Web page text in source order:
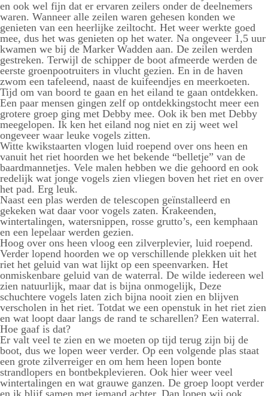
en ook wel fijn dat er ervaren zeilers onder de deelnemers
waren. Wanneer alle zeilen waren gehesen konden we
genieten van een heerlijke zeiltocht. Het weer werkte goed
mee, dus het was genieten op het water. Na ongeveer 1,5 uur
kwamen we bij de Marker Wadden aan. De zeilen werden
gestreken. Terwijl de schipper de boot afmeerde werden de
eerste groenpootruiters in vlucht gezien. En in de haven
zwom een tafeleend, naast de kuifeendjes en meerkoeten.
Tijd om van boord te gaan en het eiland te gaan ontdekken.
Een paar mensen gingen zelf op ontdekkingstocht meer een
grotere groep ging met Debby mee. Ook ik ben met Debby
meegelopen. Ik ken het eiland nog niet en zij weet wel
ongeveer waar leuke vogels zitten.
Witte kwikstaarten vlogen luid roepend over ons heen en
vanuit het riet hoorden we het bekende “belletje” van de
baardmannetjes. Vele malen hebben we die gehoord en ook
redelijk wat jonge vogels zien vliegen boven het riet en over
het pad. Erg leuk.
Naast een plas werden de telescopen geïnstalleerd en
gekeken wat daar voor vogels zaten. Krakeenden,
wintertalingen, watersnippen, rosse grutto’s, een kemphaan
en een lepelaar werden gezien.
Hoog over ons heen vloog een zilverplevier, luid roepend.
Verder lopend hoorden we op verschillende plekken uit het
riet het geluid van wat lijkt op een speenvarken. Het
onmiskenbare geluid van de waterral. De wilde iedereen wel
zien natuurlijk, maar dat is bijna onmogelijk, Deze
schuchtere vogels laten zich bijna nooit zien en blijven
verscholen in het riet. Totdat we een openstuk in het riet zien
en wat loopt daar langs de rand te scharellen? Een waterral.
Hoe gaaf is dat?
Er valt veel te zien en we moeten op tijd terug zijn bij de
boot, dus we lopen weer verder. Op een volgende plas staat
een grote zilverreiger en om hem heen lopen bonte
strandlopers en bontbekplevieren. Ook hier weer veel
wintertalingen en wat grauwe ganzen. De groep loopt verder
en ik blijf samen met iemand achter. Dan lopen wij ook